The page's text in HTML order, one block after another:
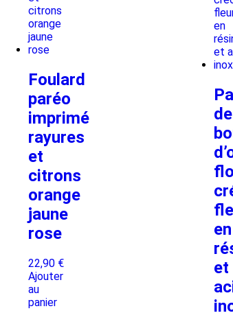
Foulard
paréo
imprimé
rayures
et
citrons
orange
jaune
rose
22,90 €
Ajouter
au
panier
de
en
et